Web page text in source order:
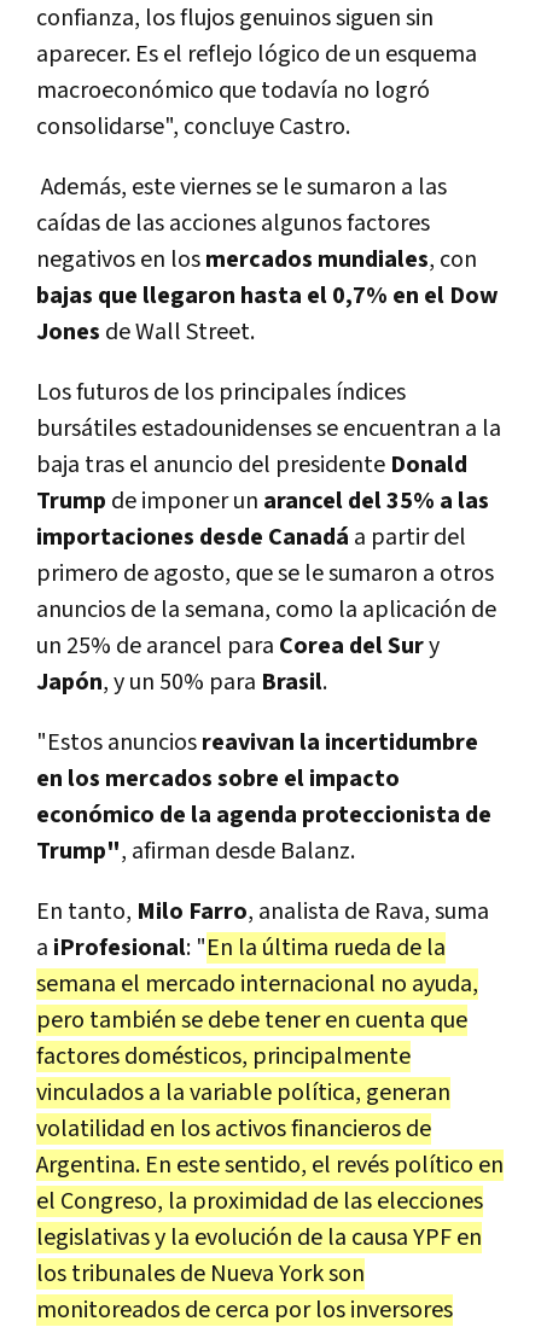
confianza, los flujos genuinos siguen sin
aparecer. Es el reflejo lógico de un esquema
macroeconómico que todavía no logró
consolidarse", concluye Castro.
Además, este viernes se le sumaron a las
caídas de las acciones algunos factores
negativos en losmercados mundiales, con
bajas que llegaron hasta el 0,7% en el Dow
Jones de Wall Street.
Los futuros de los principales índices
bursátiles estadounidenses se encuentran a la
baja tras el anuncio del presidente Donald
Trump de imponer un arancel del 35% a las
importaciones desde Canadá a partir del
primero de agosto, que se le sumaron a otros
anuncios de la semana, como la aplicación de
un 25% de arancel para Corea del Sury
Japón, y un 50% para Brasil.
"Estos anunciosreavivan la incertidumbre
en los mercados sobre el impacto
económico de la agenda proteccionista de
Trump", afirman desde Balanz.
En tanto, Milo Farro, analista de Rava, suma
a iProfesional: "En la última rueda de la
semana el mercado internacional no ayuda,
pero también se debe tener en cuenta que
factores domésticos, principalmente
vinculados a la variable política, generan
volatilidad en los activos financieros de
Argentina. En este sentido, el revés político en
el Congreso, la proximidad de las elecciones
legislativas y la evolución de la causa YPF en
los tribunales de Nueva York son
monitoreados de cerca por los inversores